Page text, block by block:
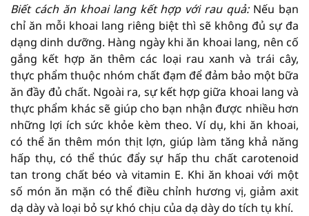
Biết cách ăn khoai lang kết hợp với rau quả:Nếu bạn
chỉ ăn mỗi khoai lang riêng biệt thì sẽ không đủ sự đa
dạng dinh dưỡng. Hàng ngày khi ăn khoai lang, nên cố
gắng kết hợp ăn thêm các loại rau xanh và trái cây,
thực phẩm thuộc nhóm chất đạm để đảm bảo một bữa
ăn đầy đủ chất. Ngoài ra, sự kết hợp giữa khoai lang và
thực phẩm khác sẽ giúp cho bạn nhận được nhiều hơn
những lợi ích sức khỏe kèm theo. Ví dụ, khi ăn khoai,
có thể ăn thêm món thịt lợn, giúp làm tăng khả năng
hấp thụ, có thể thúc đẩy sự hấp thu chất carotenoid
tan trong chất béo và vitamin E. Khi ăn khoai với một
số món ăn mặn có thể điều chỉnh hương vị, giảm axit
dạ dày và loại bỏ sự khó chịu của dạ dày do tích tụ khí.